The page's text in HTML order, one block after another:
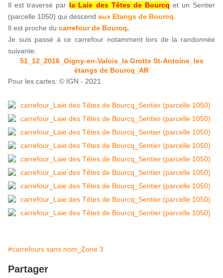
Il est traversé par la Laie des Têtes de Bourcq et un Sentier
(parcelle 1050) qui descend aux Etangs de Bourcq
Il est proche du carrefour de Bourcq.
Je suis passé à ce carrefour notamment lors de la randonnée
suivante:
51_12_2016_Oigny-en-Valois_la Grotte St-Antoine_les
étangs de Bourcq_AR
Pour les cartes: © IGN - 2021
#carrefours sans nom_Zone 3
Partager